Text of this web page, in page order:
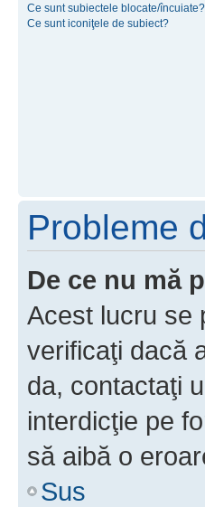
Ce sunt subiectele blocate/încuiate?
Ce sunt iconiţele de subiect?
Probleme
De ce nu mă
Acest lucru se
verificaţi dacă
da, contactaţi
interdicţie pe
să aibă o
Sus